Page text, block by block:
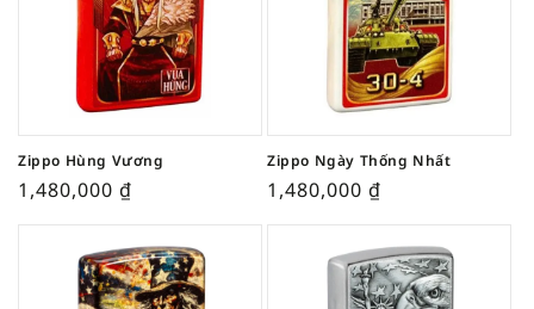
Zippo Hùng Vương
1,480,000 ₫
Zippo Ngày Thống Nhất
1,480,000 ₫